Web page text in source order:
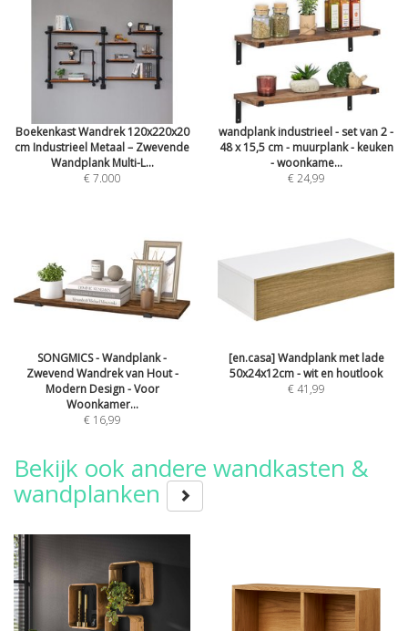
Boekenkast Wandrek 120x220x20
cm Industrieel Metaal – Zwevende
Wandplank Multi-L...
€ 7.000
wandplank industrieel - set van 2 -
48 x 15,5 cm - muurplank - keuken
- woonkame...
€ 24,99
SONGMICS - Wandplank -
Zwevend Wandrek van Hout -
Modern Design - Voor
Woonkamer...
€ 16,99
[en.casa] Wandplank met lade
50x24x12cm - wit en houtlook
€ 41,99
Bekijk ook andere wandkasten &
wandplanken